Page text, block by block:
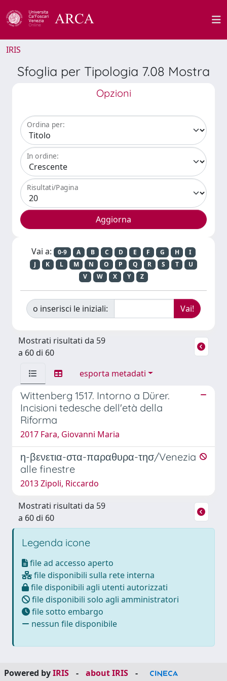
IRIS
Sfoglia per Tipologia 7.08 Mostra
Opzioni
Ordina per:
In ordine:
Risultati/Pagina
Vai a: 0-9 A B C D E F G H
I
J
K L M N O P Q R S T
U
V
W X Y Z
o inserisci le iniziali:
Mostrati risultati da 59
a 60 di 60
esporta metadati
Wittenberg 1517. Intorno a Dürer.
Incisioni tedesche dell'età della
Riforma
2017 Fara, Giovanni Maria
η-βενετια-στα-παραθυρα-τησ/Venezia
alle finestre
2013 Zipoli, Riccardo
Mostrati risultati da 59
a 60 di 60
Legenda icone
file ad accesso aperto
file disponibili sulla rete interna
file disponibili agli utenti autorizzati
file disponibili solo agli amministratori
file sotto embargo
nessun file disponibile
Powered byIRIS - about IRIS
-